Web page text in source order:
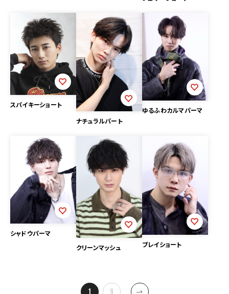
スパイキーショート
ナチュラルパート
ゆるふわカルマパーマ
シャドウパーマ
クリーンマッシュ
ブレイショート
1 … 9